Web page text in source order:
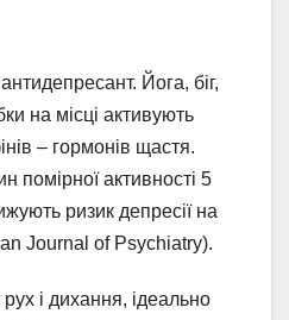
Йога, біг,
на місці активують
– гормонів щастя.
помірної активності 5
ризик депресії на
Journal of Psychiatry).
і дихання, ідеально